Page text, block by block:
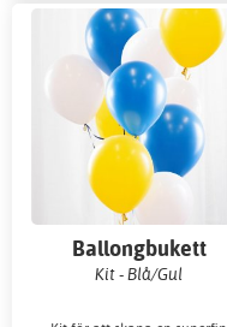
Ballongbukett
Kit - Blå/Gul